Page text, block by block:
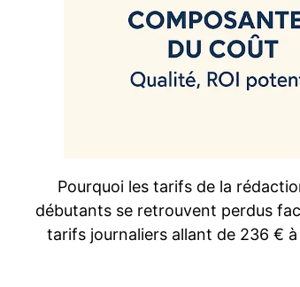
Pourquoi les tarifs de la
débutants se retrouvent perdus
tarifs journaliers allant de 236 €